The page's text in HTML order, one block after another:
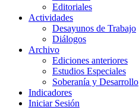
Editoriales
Actividades
Desayunos de Trabajo
Diálogos
Archivo
Ediciones anteriores
Estudios Especiales
Soberanía y Desarrollo
Indicadores
Iniciar Sesión